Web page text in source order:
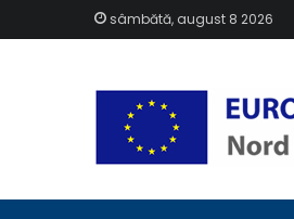
sâmbătă, august 8 2026